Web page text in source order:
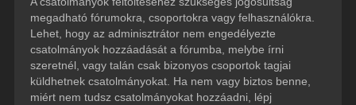
megadható fórumokra, csoportokra vagy felhasználókra.
Lehet, hogy az adminisztrátor nem engedélyezte
csatolmányok hozzáadását a fórumba, melybe írni
szeretnél, vagy talán csak bizonyos csoportok tagjai
küldhetnek csatolmányokat. Ha nem vagy biztos benne,
miért nem tudsz csatolmányokat hozzáadni, lépj